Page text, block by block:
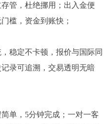
管，杜绝挪用；出入金便
槛，资金到账快；
稳定不卡顿，报价与国际同
录可追溯，交易透明无暗
单，5分钟完成；一对一客